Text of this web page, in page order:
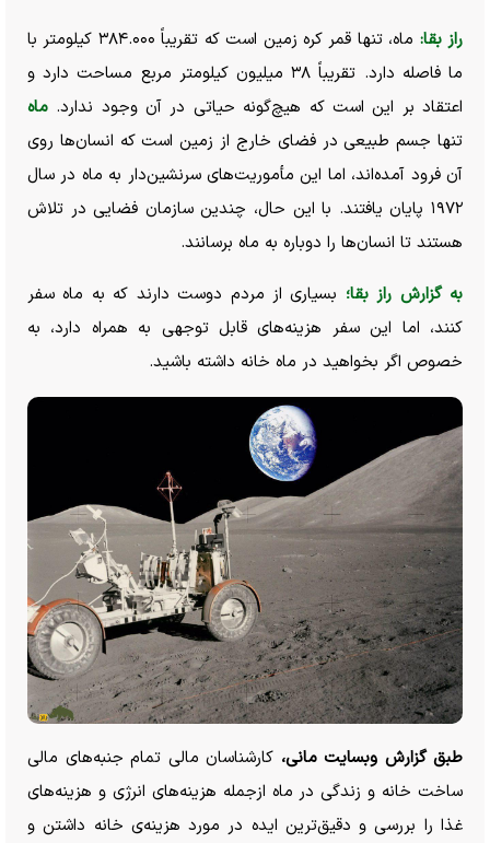
راز بقا:
ماه، تنها قمر کره زمین است که تقریباً ۳۸۴.۰۰۰ کیلومتر با
ما فاصله دارد. تقریباً ۳۸ میلیون کیلومتر مربع مساحت دارد و
اعتقاد بر این است که هیچ‌گونه حیاتی در آن وجود ندارد. ماه
تنها جسم طبیعی در فضای خارج از زمین است که انسان‌ها روی
آن فرود آمده‌اند، اما این مأموریت‌های سرنشین‌دار به ماه در سال
۱۹۷۲ پایان یافتند. با این حال، چندین سازمان فضایی در تلاش
هستند تا انسان‌ها را دوباره به ماه برسانند.
به گزارش راز بقا؛ بسیاری از مردم دوست دارند که به ماه سفر
کنند، اما این سفر هزینه‌های قابل توجهی به همراه دارد، به
خصوص اگر بخواهید در ماه خانه داشته باشید.
طبق گزارش وبسایت مانی، کارشناسان مالی تمام جنبه‌های مالی
ساخت خانه و زندگی در ماه ازجمله هزینه‌های انرژی و هزینه‌های
غذا را بررسی و دقیق‌ترین ایده در مورد هزینه‌ی خانه داشتن و